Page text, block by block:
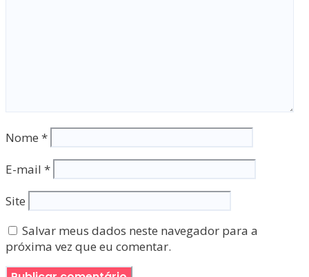
Nome *
E-mail *
Site
Salvar meus dados neste navegador para a
próxima vez que eu comentar.